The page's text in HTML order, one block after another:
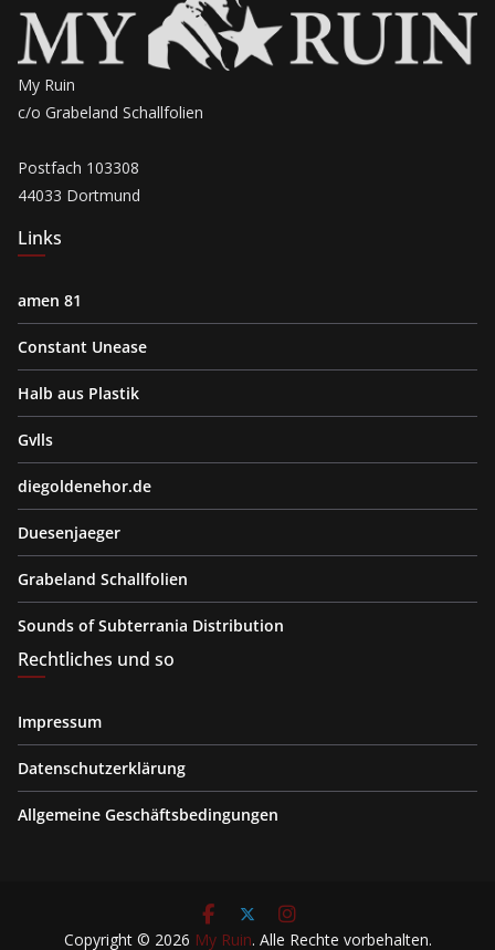
My Ruin
c/o Grabeland Schallfolien
Postfach 103308
44033 Dortmund
Links
amen 81
Constant Unease
Halb aus Plastik
Gvlls
diegoldenehor.de
Duesenjaeger
Grabeland Schallfolien
Sounds of Subterrania Distribution
Rechtliches und so
Impressum
Datenschutzerklärung
Allgemeine Geschäftsbedingungen
Copyright © 2026 My Ruin. Alle Rechte vorbehalten.